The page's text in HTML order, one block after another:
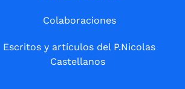
Colaboraciones
Escritos y artículos del P.Nicolas
Castellanos